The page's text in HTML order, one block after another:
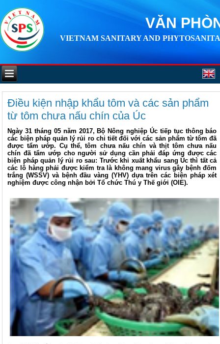
VĂN
VIETNAM SANITARY AND
Điều kiện nhập khẩu tôm và các sản phẩm
từ tôm chưa nấu chín của Úc
Ngày 31 tháng 05 năm 2017, Bộ Nông nghiệp Úc tiếp tục thông báo
các biện pháp quản lý rủi ro chi tiết đối với các sản phẩm từ tôm đã
được tẩm ướp. Cụ thể, tôm chưa nấu chín và thịt tôm chưa nấu
chín đã tẩm ướp cho người sử dụng cần phải đáp ứng được các
biện pháp quản lý rủi ro sau: Trước khi xuất khẩu sang Úc thì tất cả
các lô hàng phải được kiểm tra là không mang virus gây bệnh đốm
trắng (WSSV) và bệnh đầu vàng (YHV) dựa trên các biện pháp xét
nghiệm được công nhận bởi Tổ chức Thú y Thế giới (OIE).